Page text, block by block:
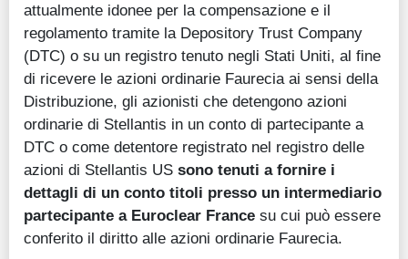
attualmente idonee per la compensazione e il
regolamento tramite la Depository Trust Company
(DTC) o su un registro tenuto negli Stati Uniti, al fine
di ricevere le azioni ordinarie Faurecia ai sensi della
Distribuzione, gli azionisti che detengono azioni
ordinarie di Stellantis in un conto di partecipante a
DTC o come detentore registrato nel registro delle
azioni di Stellantis US sono tenuti a fornire i
dettagli di un conto titoli presso un intermediario
partecipante a Euroclear France su cui può essere
conferito il diritto alle azioni ordinarie Faurecia.